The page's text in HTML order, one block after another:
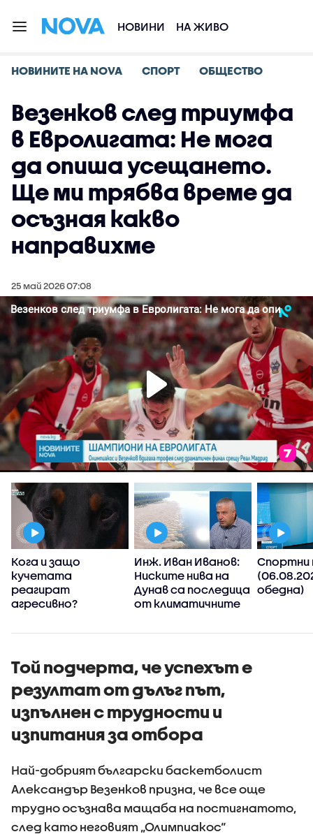
НОВИНИ НА ЖИВО
НОВИНИТЕ НА NOVA СПОРТ ОБЩЕСТВО
Везенков след триумфа
в Евролигата: Не мога
да опиша усещането.
Ще ми трябва време да
осъзная какво
направихме
25 май 2026 07:08
Кога и защо
кучетата
реагират
агресивно?
Инж. Иван Иванов:
Ниските нива на
Дунав са последица
от климатичните
явления ще
Спортни
обедна)
Той подчерта, че успехът е
резултат от дълъг път,
изпълнен с трудности и
изпитания за отбора
Най-добрият български баскетболист
Александър Везенков призна, че все още
трудно осъзнава мащаба на постигнатото,
след като неговият „Олимпиакос“